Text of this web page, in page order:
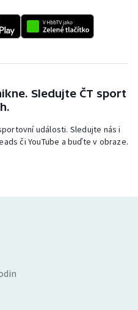
Sledujte ČT sport
události. Sledujte nás i
či YouTube a buďte v obraze.